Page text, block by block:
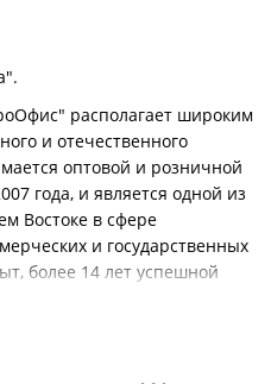
располагает широким
и отечественного
оптовой и розничной
года, и является одной из
Востоке в сфере
и государственных
более 14 лет успешной